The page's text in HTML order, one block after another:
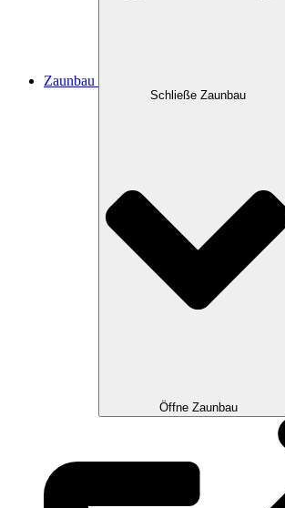
Zaunbau
Schließe Zaunbau
Öffne Zaunbau